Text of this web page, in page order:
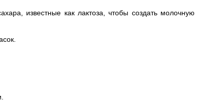
известные как лактоза, чтобы создать молочную